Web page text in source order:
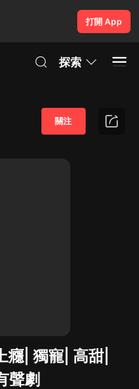
打開 App
探索
癮| 獨寵| 高甜|
聲劇
關注